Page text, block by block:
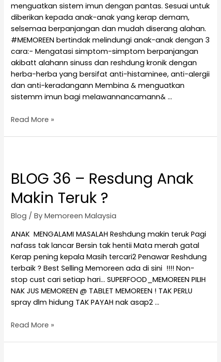
menguatkan sistem imun dengan pantas. Sesuai untuk
diberikan kepada anak-anak yang kerap demam,
selsemaa berpanjangan dan mudah diserang alahan.
#MEMOREEN bertindak melindungi anak-anak dengan 3
cara:- Mengatasi simptom-simptom berpanjangan
akibatt alahann sinuss dan reshdung kronik dengan
herba-herba yang bersifat anti-histaminee, anti-alergii
dan anti-keradangann Membina & menguatkan
sistemm imun bagi melawannancamann& …
Read More »
BLOG 36 – Resdung Anak
Makin Teruk ?
Blog / ByMemoreen Malaysia
ANAK MENGALAMI MASALAH Reshdung makin teruk Pagi
nafass tak lancar Bersin tak hentii Mata merah gatal
Kerap pening kepala Masih tercari2 Penawar Reshdung
terbaik ? Best Selling Memoreen ada di sini !!!! Non-
stop cust cari setiap hari… SUPERFOOD_MEMOREEN PILIH
NAK JUS MEMOREEN @ TABLET MEMOREEN ! TAK PERLU
spray dlm hidung TAK PAYAH nak asap2 …
Read More »